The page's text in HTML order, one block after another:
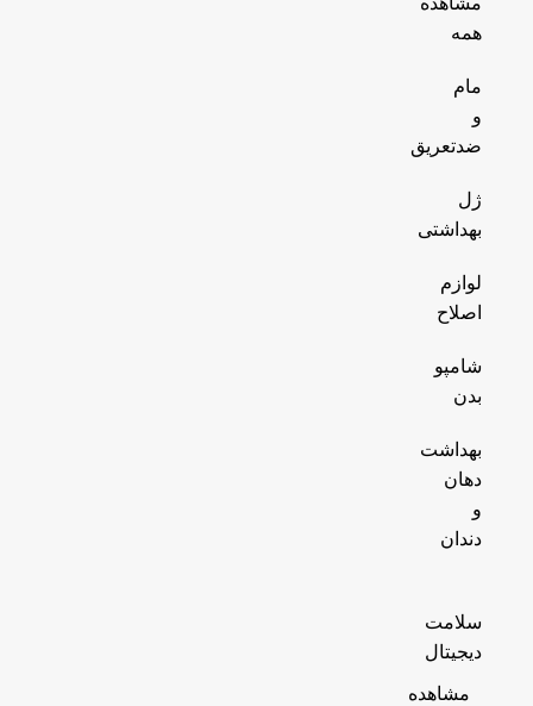
همه
مام
و
ضدتعریق
ژل
بهداشتی
لوازم
اصلاح
شامپو
بدن
بهداشت
دهان
و
دندان
سلامت
دیجیتال
مشاهده